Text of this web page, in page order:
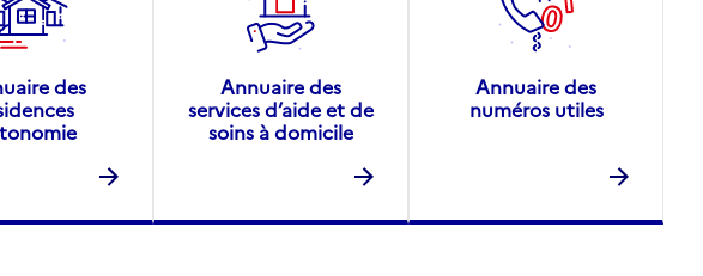
des
Annuaire des
services d’aide et de
soins à domicile
Annuaire des
numéros utiles